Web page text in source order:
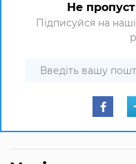
Не
Підписуйся на